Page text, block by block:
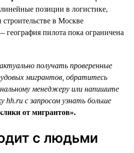
позиции в логистике,
строительстве в Москве
пилота пока ограничена
актуально получать проверенные
мигрантов, обратитесь
менеджеру или напишите
hh.ru с запросом узнать больше
от мигрантов».
с людьми